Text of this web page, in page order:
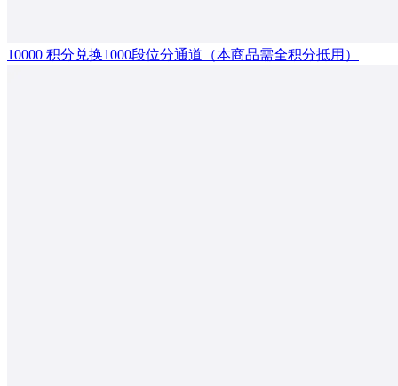
10000 积分兑换1000段位分通道（本商品需全积分抵用）